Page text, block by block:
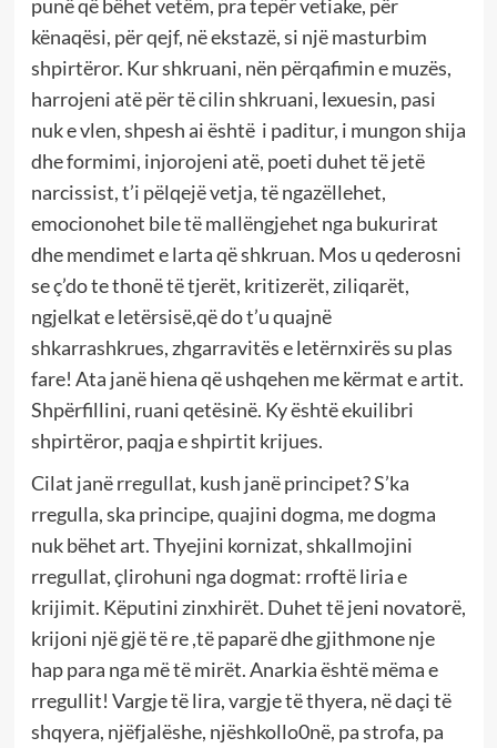
punë që bëhet vetëm, pra tepër vetiake, për
kënaqësi, për qejf, në ekstazë, si një masturbim
shpirtëror. Kur shkruani, nën përqafimin e muzës,
harrojeni atë për të cilin shkruani, lexuesin, pasi
nuk e vlen, shpesh ai është i paditur, i mungon shija
dhe formimi, injorojeni atë, poeti duhet të jetë
narcissist, t’i pëlqejë vetja, të ngazëllehet,
emocionohet bile të mallëngjehet nga bukurirat
dhe mendimet e larta që shkruan. Mos u qederosni
se ç’do te thonë të tjerët, kritizerët, ziliqarët,
ngjelkat e letërsisë,që do t’u quajnë
shkarrashkrues, zhgarravitës e letërnxirës su plas
fare! Ata janë hiena që ushqehen me kërmat e artit.
Shpërfillini, ruani qetësinë. Ky është ekuilibri
shpirtëror, paqja e shpirtit krijues.
Cilat janë rregullat, kush janë principet? S’ka
rregulla, ska principe, quajini dogma, me dogma
nuk bëhet art. Thyejini kornizat, shkallmojini
rregullat, çlirohuni nga dogmat: rroftë liria e
krijimit. Këputini zinxhirët. Duhet të jeni novatorë,
krijoni një gjë të re ,të paparë dhe gjithmone nje
hap para nga më të mirët. Anarkia është mëma e
rregullit! Vargje të lira, vargje të thyera, në daçi të
shqyera, njëfjalëshe, njëshkollo0në, pa strofa, pa